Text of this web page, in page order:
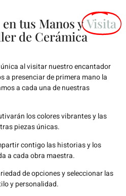
tus Manos yVisita
de Cerámica
al visitar nuestro encantador
a presenciar de primera mano la
a cada una de nuestras
los colores vibrantes y las
piezas únicas.
contigo las historias y los
a cada obra maestra.
de opciones y seleccionar las
y personalidad.